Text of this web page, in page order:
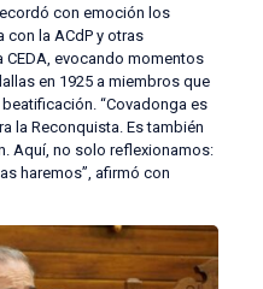
con emoción los
la ACdP y otras
evocando momentos
en 1925 a miembros que
“Covadonga es
la Reconquista. Es también
Aquí, no solo reflexionamos:
haremos”, afirmó con